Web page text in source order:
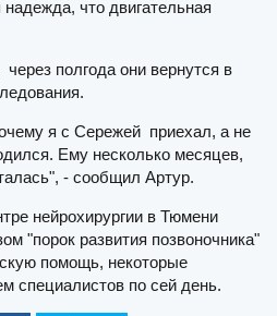
что двигательная
полгода они вернутся в
я с Сережей приехал, а не
Ему несколько месяцев,
- сообщил Артур.
нейрохирургии в Тюмени
"порок развития позвоночника"
помощь, некоторые
специалистов по сей день.